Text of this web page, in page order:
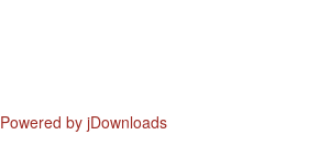
Powered by jDownloads